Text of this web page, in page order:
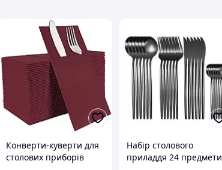
Конверти-куверти для
столових приборів
Набір столового
приладдя 24 предмети